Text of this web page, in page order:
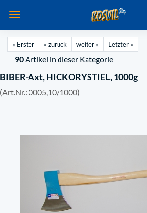
« Erster « zurück weiter » Letzter »
90Artikel in dieser Kategorie
BIBER-Axt, HICKORYSTIEL, 1000g
(Art.Nr.: 0005,10/1000)